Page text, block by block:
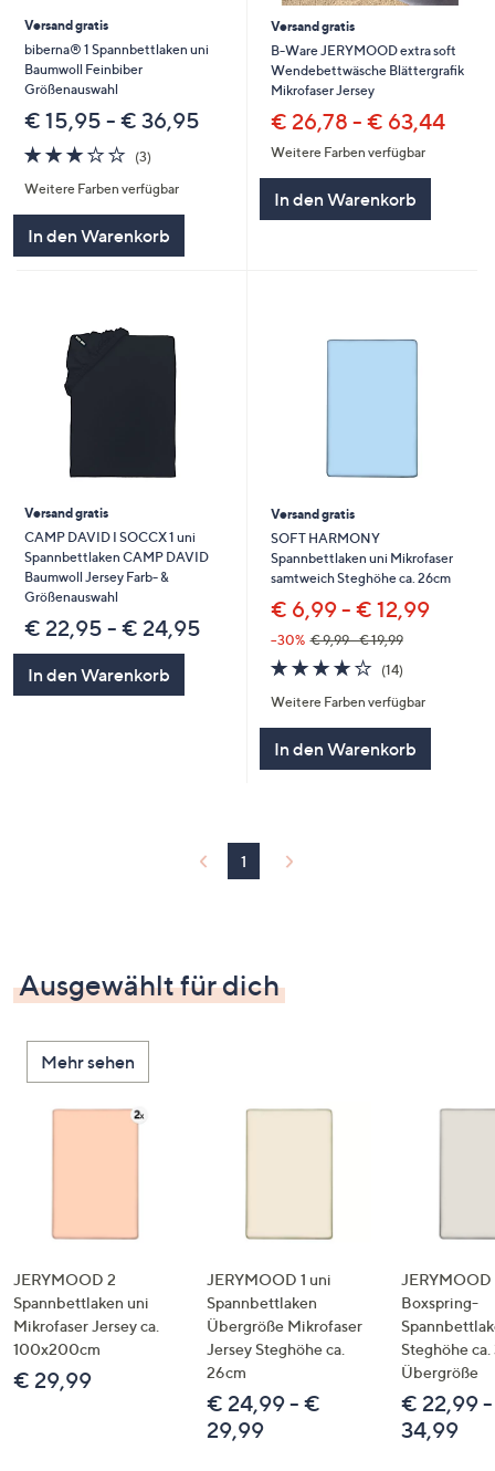
Versand gratis
biberna® 1 Spannbettlaken uni
Baumwoll Feinbiber
Größenauswahl
€ 15,95 - € 36,95
3.0
von
5
(3)3
Weitere Farben verfügbar
In den Warenkorb
Versand gratis
B-Ware JERYMOOD extra soft
Wendebettwäsche Blättergrafik
Mikrofaser Jersey
€ 26,78 - € 63,44
Weitere Farben verfügbar
In den Warenkorb
Versand gratis
CAMP DAVID I SOCCX 1 uni
Spannbettlaken CAMP DAVID
Baumwoll Jersey Farb- &
Größenauswahl
€ 22,95 - € 24,95
In den Warenkorb
Versand gratis
SOFT HARMONY
Spannbettlaken uni Mikrofaser
samtweich Steghöhe ca. 26cm
€ 6,99 - € 12,99
--30% € 9,99 - € 19,99
3.9
von
5
(14)14
Weitere Farben verfügbar
In den Warenkorb
1
Ausgewählt für dich
Mehr sehen
JERYMOOD 2
Spannbettlaken uni
Mikrofaser Jersey ca.
100x200cm
€ 29,99
JERYMOOD 1 uni
Spannbettlaken
Übergröße Mikrofaser
Jersey Steghöhe ca.
26cm
€ 24,99 - €
29,99
JERYMOOD
Boxspring-
Steghöhe
Übergröße
€ 22,99
34,99